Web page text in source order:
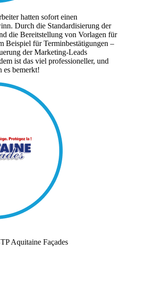
hatten sofort einen
Durch die Standardisierung der
die Bereitstellung von Vorlagen für
Beispiel für Terminbestätigungen –
der Marketing-Leads
ist das viel professioneller, und
es bemerkt!
Aquitaine Façades